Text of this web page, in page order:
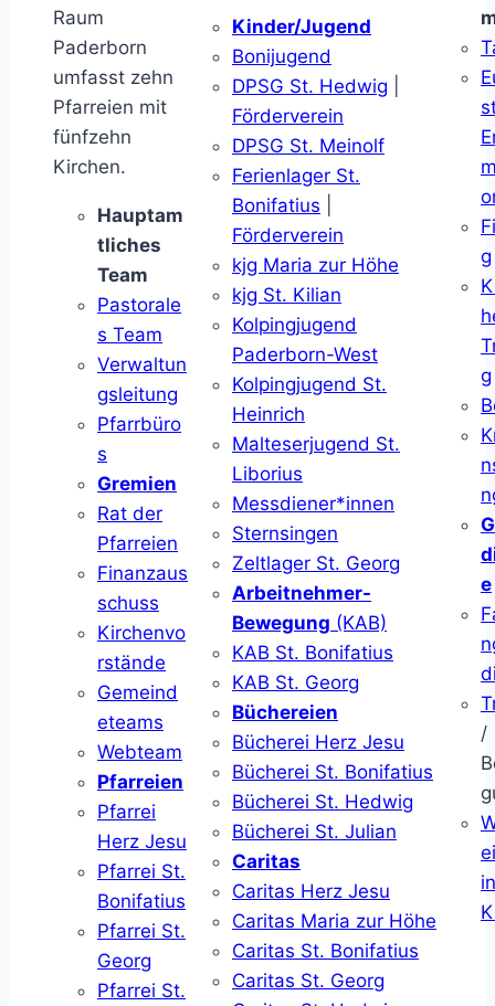
Raum
Paderborn
umfasst zehn
Pfarreien mit
fünfzehn
Kirchen.
Hauptam
tliches
Team
Pastorale
s Team
Verwaltun
gsleitung
Pfarrbüro
s
Gremien
Rat der
Pfarreien
Finanzaus
schuss
Kirchenvo
rstände
Gemeind
eteams
Webteam
Pfarreien
Pfarrei
Herz Jesu
Pfarrei St.
Bonifatius
Pfarrei St.
Georg
Pfarrei St.
Kinder/Jugend
Bonijugend
DPSG St. Hedwig
Förderverein
DPSG St. Meinolf
Ferienlager St.
Bonifatius
Förderverein
kjg Maria zur Höhe
kjg St. Kilian
Kolpingjugend
Paderborn-West
Kolpingjugend St.
Heinrich
Malteserjugend St.
Liborius
Messdiener*innen
Sternsingen
Zeltlager St. Georg
Arbeitnehmer-
Bewegung (KAB)
KAB St. Bonifatius
KAB St. Georg
Büchereien
Bücherei Herz Jesu
Bücherei St. Bonifatius
Bücherei St. Hedwig
Bücherei St. Julian
Caritas
Caritas Herz Jesu
Caritas Maria zur Höhe
Caritas St. Bonifatius
Caritas St. Georg
g
g
e
/